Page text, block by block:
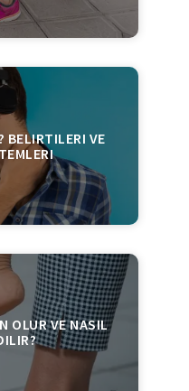
BELIRTILERI VE
OLUR VE NASIL